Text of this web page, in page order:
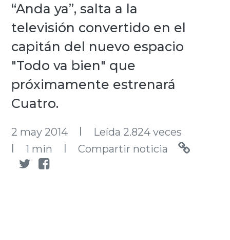
“Anda ya”, salta a la
televisión convertido en el
capitán del nuevo espacio
"Todo va bien" que
próximamente estrenará
Cuatro.
2 may 2014 l Leída 2.824 veces
l 1 min l Compartir noticia